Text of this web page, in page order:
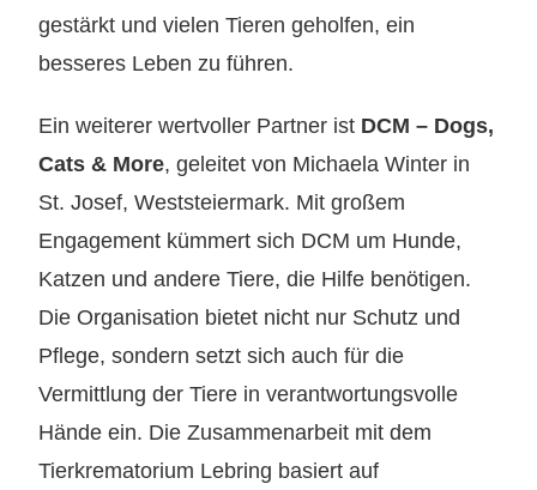
gestärkt und vielen Tieren geholfen, ein
besseres Leben zu führen.
Ein weiterer wertvoller Partner ist DCM – Dogs,
Cats & More, geleitet von Michaela Winter in
St. Josef, Weststeiermark. Mit großem
Engagement kümmert sich DCM um Hunde,
Katzen und andere Tiere, die Hilfe benötigen.
Die Organisation bietet nicht nur Schutz und
Pflege, sondern setzt sich auch für die
Vermittlung der Tiere in verantwortungsvolle
Hände ein. Die Zusammenarbeit mit dem
Tierkrematorium Lebring basiert auf